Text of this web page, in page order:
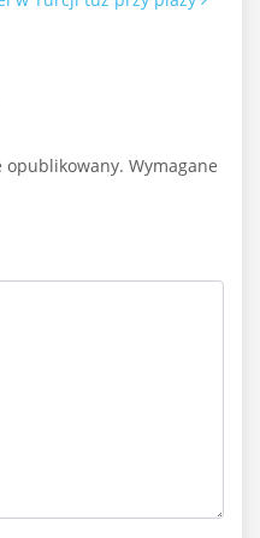
opublikowany. Wymagane